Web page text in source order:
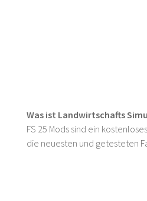
Was ist Landwirtschafts
FS 25 Mods sind ein
die neuesten und getesteten